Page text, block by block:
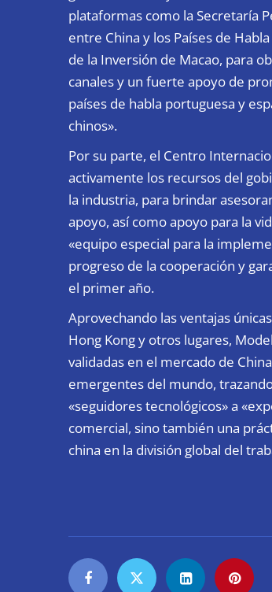
plataformas como la Secretaría
entre China y los Países de
de la Inversión de Macao, para
canales y un fuerte apoyo de
países de habla portuguesa y
chinos».
Por su parte, el Centro
activamente los recursos del
la industria, para brindar
apoyo, así como apoyo para la
«equipo especial para la
progreso de la cooperación y
el primer año.
Aprovechando las ventajas
Hong Kong y otros lugares,
validadas en el mercado de
emergentes del mundo,
«seguidores tecnológicos» a
comercial, sino también una
china en la división global del